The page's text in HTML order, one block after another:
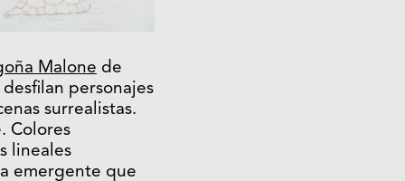
Malone de
personajes
surrealistas.
Colores
lineales
emergente que